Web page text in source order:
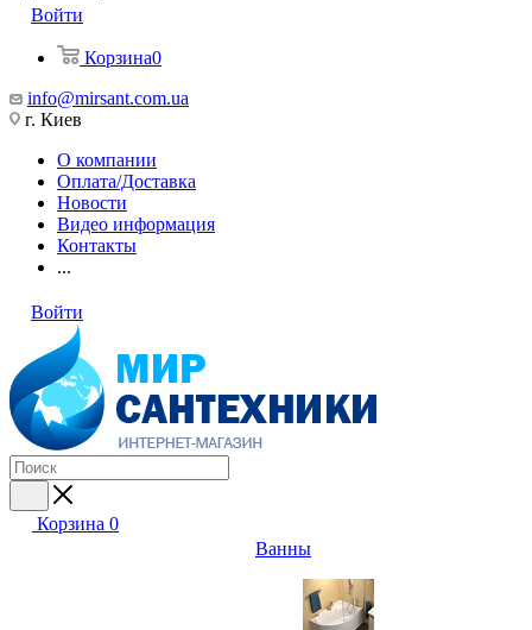
Войти
Корзина0
info@mirsant.com.ua
г. Киев
О компании
Оплата/Доставка
Новости
Видео информация
Контакты
...
Войти
Корзина 0
Ванны